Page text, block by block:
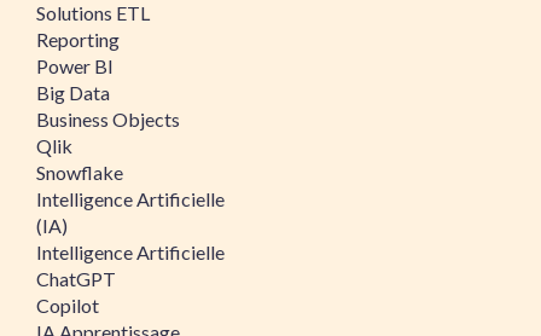
Solutions ETL
Reporting
Power BI
Big Data
Business Objects
Qlik
Snowflake
Intelligence Artificielle
(IA)
Intelligence Artificielle
ChatGPT
Copilot